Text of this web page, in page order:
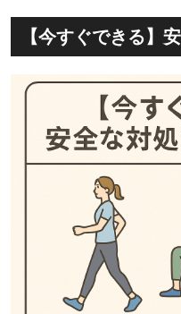
【今すぐできる】